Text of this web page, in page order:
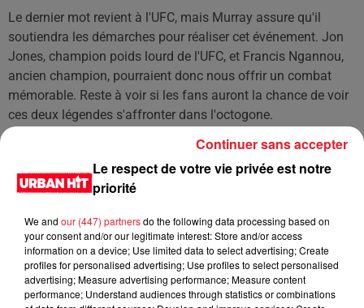
Le dernier mot revient à l'UFC, mais Murray assure qu'il
soutiendra les démarches pour réaliser cet événement. Jon
Jones, champion poids lourd de l'UFC, et Francis Ngannou,
ancien champion, pourraient donc nous offrir un combat
mémorable. Reste à voir si les fans auront la chance de voir
ces deux légendes s'affronter dans l'octogone.
LES DERNIÈRES NEWS Voir plus
Jay-Z se bat contre la grand-mère
Cassie met fin à une ex-escorte
Le respect de votre vie privée est notre
priorité
We and our (447) partnersdo the following data processing based on
your consent and/or our legitimate interest: Store and/or access
information on a device; Use limited data to select advertising; Create
profiles for personalised advertising; Use profiles to select personalised
advertising; Measure advertising performance; Measure content
performance; Understand audiences through statistics or combinations
Continuer sans accepter